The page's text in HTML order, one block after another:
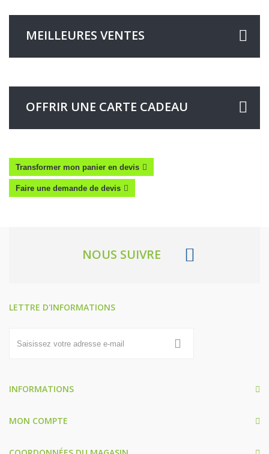
MEILLEURES VENTES
OFFRIR UNE CARTE CADEAU
Transformer mon panier en devis
Faire une demande de devis
NOUS SUIVRE
LETTRE D'INFORMATIONS
INFORMATIONS
MON COMPTE